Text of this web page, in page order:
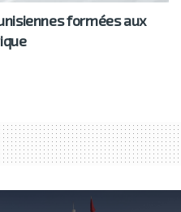
formées aux